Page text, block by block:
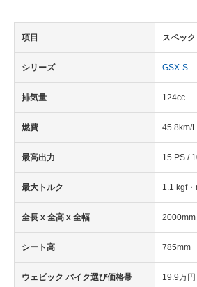
項目 スペック
シリーズ GSX-S
排気量 124cc
燃費 45.8km/
最高出力 15 PS /
最大トルク 1.1 kgf
全長 x 全高 x 全幅
シート高 785mm
ウェビック バイク選び価格帯 19.9万